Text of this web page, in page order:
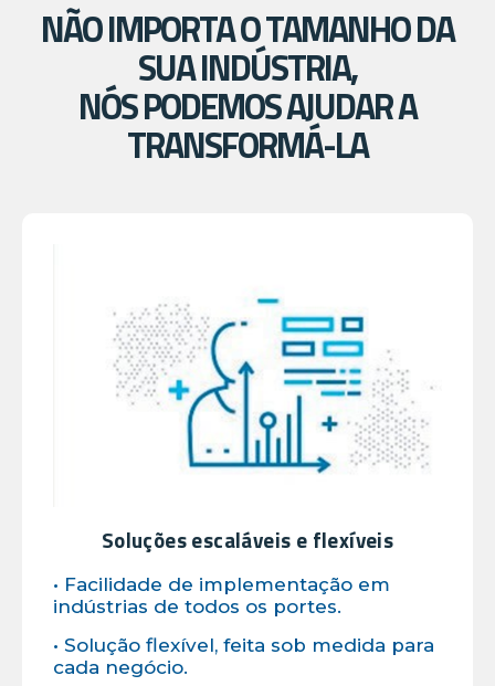
NÃO IMPORTA O TAMANHO DA
SUA INDÚSTRIA,
NÓS PODEMOS AJUDAR A
TRANSFORMÁ-LA
Soluções escaláveis e flexíveis
• Facilidade de implementação em
indústrias de todos os portes.
• Solução flexível, feita sob medida para
cada negócio.